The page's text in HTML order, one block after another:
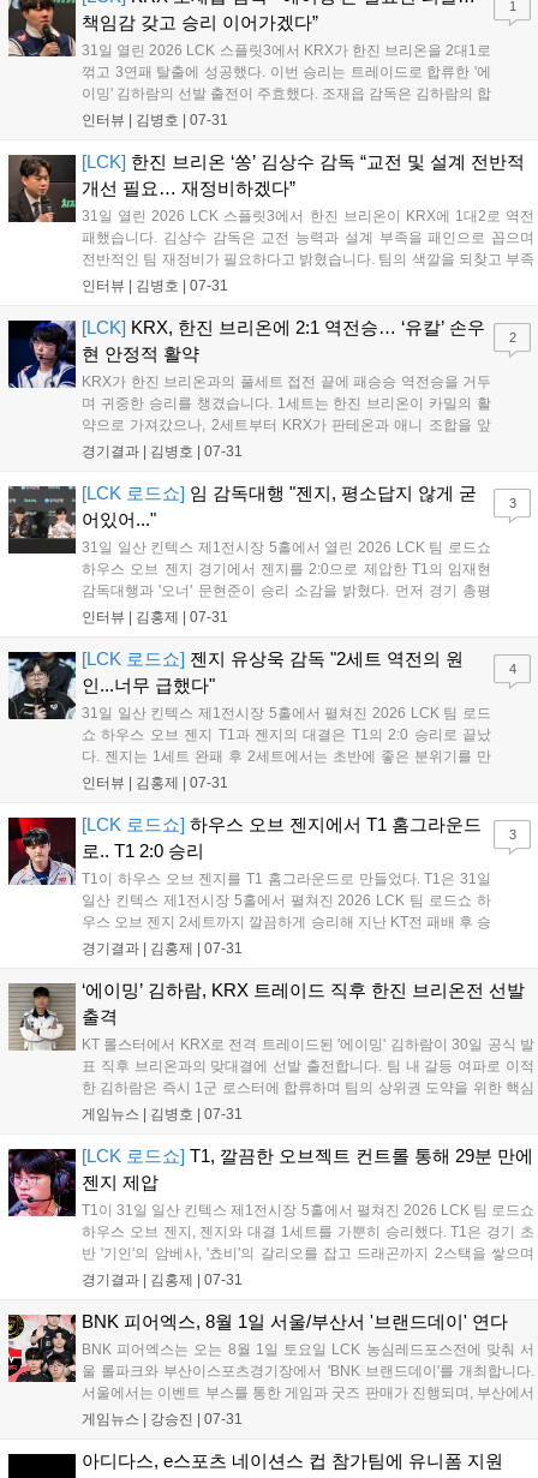
책임감 갖고 승리 이어가겠다”
31일 열린 2026 LCK 스플릿3에서 KRX가 한진 브리온을 2대1로
꺾고 3연패 탈출에 성공했다. 이번 승리는 트레이드로 합류한 '에
이밍' 김하람의 선발 출전이 주효했다. 조재읍 감독은 김하람의 합
류가 팀의 미드-정글진에 큰 도움이 될 것이라며 만족감을 표했
기에서도 좋은 성적을 거두기 위해 철저히 준비하겠다는 포부를
밝혔다....
인터뷰 | 김병호 | 07-31
1
[LCK] 한진 브리온 ‘쏭’ 김상수 감독 “교전 및 설계 전반적
개선 필요… 재정비하겠다”
31일 열린 2026 LCK 스플릿3에서 한진 브리온이 KRX에 1대2로 역전
패했습니다. 김상수 감독은 교전 능력과 설계 부족을 패인으로 꼽으며
전반적인 팀 재정비가 필요하다고 밝혔습니다. 팀의 색깔을 되찾고 부족
한 점을 보완해 다음 경기에서는 반드시 발전된 모습으로 돌아오겠다고
분석과 회의를 통해 경기력을 개선하겠다는 의지를 보였습니다....
인터뷰 | 김병호 | 07-31
[LCK] KRX, 한진 브리온에 2:1 역전승… ‘유칼’ 손우
현 안정적 활약
KRX가 한진 브리온과의 풀세트 접전 끝에 패승승 역전승을 거두
며 귀중한 승리를 챙겼습니다. 1세트는 한진 브리온이 카밀의 활
약으로 가져갔으나, 2세트부터 KRX가 판테온과 애니 조합을 앞
세워 반격했습니다. 마지막 3세트에서 프로그의 슈퍼플레이로 승
유칼의 안정적인 활약이 돋보인 이번 경기는 향후 리그 순위 경쟁
에 큰 영향을 미칠 전망입니다....
경기결과 | 김병호 | 07-31
2
[LCK 로드쇼] 임 감독대행 "젠지, 평소답지 않게 굳
어있어..."
31일 일산 킨텍스 제1전시장 5홀에서 열린 2026 LCK 팀 로드쇼
하우스 오브 젠지 경기에서 젠지를 2:0으로 제압한 T1의 임재현
감독대행과 '오너' 문현준이 승리 소감을 밝혔다. 먼저 경기 총평
에 대해 임재현 감독대행은 "1세트는 큰 실수 없이 깔끔했고, 2세
잘 풀어냈다"고 평가했다. '...
인터뷰 | 김홍제 | 07-31
3
[LCK 로드쇼] 젠지 유상욱 감독 "2세트 역전의 원
인...너무 급했다"
31일 일산 킨텍스 제1전시장 5홀에서 펼쳐진 2026 LCK 팀 로드
쇼 하우스 오브 젠지 T1과 젠지의 대결은 T1의 2:0 승리로 끝났
다. 젠지는 1세트 완패 후 2세트에서는 초반에 좋은 분위기를 만
들었지만, 잘 성장한 '페이즈'의 활약으로 인해 역전패를 당하며
욱 감독과 '듀로' 주민규의...
인터뷰 | 김홍제 | 07-31
4
[LCK 로드쇼] 하우스 오브 젠지에서 T1 홈그라운드
로.. T1 2:0 승리
T1이 하우스 오브 젠지를 T1 홈그라운드로 만들었다. T1은 31일
일산 킨텍스 제1전시장 5홀에서 펼쳐진 2026 LCK 팀 로드쇼 하
우스 오브 젠지 2세트까지 깔끔하게 승리해 지난 KT전 패배 후 승
리를 기록해 분위기 반전에 성공했다. 초반부터 T1이 상대 정글로
짜오 점멸이 빠졌고, '...
경기결과 | 김홍제 | 07-31
3
‘에이밍’ 김하람, KRX 트레이드 직후 한진 브리온전 선발
출격
KT 롤스터에서 KRX로 전격 트레이드된 '에이밍' 김하람이 30일 공식 발
표 직후 브리온과의 맞대결에 선발 출전합니다. 팀 내 갈등 여파로 이적
한 김하람은 즉시 1군 로스터에 합류하며 팀의 상위권 도약을 위한 핵심
전력으로 투입됩니다. 김하람은 언쟁에 대해 반성하며 성숙한 모습을 다
중되고 있습니다....
게임뉴스 | 김병호 | 07-31
[LCK 로드쇼] T1, 깔끔한 오브젝트 컨트롤 통해 29분 만에
젠지 제압
T1이 31일 일산 킨텍스 제1전시장 5홀에서 펼쳐진 2026 LCK 팀 로드쇼
하우스 오브 젠지, 젠지와 대결 1세트를 가뿐히 승리했다. T1은 경기 초
반 '기인'의 암베사, '쵸비'의 갈리오를 잡고 드래곤까지 2스택을 쌓으며
기분 좋게 출발했다. 젠지는 잠시 후 바텀 다이브로 '도란'의 나르를 잡아
경기결과 | 김홍제 | 07-31
BNK 피어엑스, 8월 1일 서울/부산서 '브랜드데이' 연다
BNK 피어엑스는 오는 8월 1일 토요일 LCK 농심레드포스전에 맞춰 서
울 롤파크와 부산이스포츠경기장에서 'BNK 브랜드데이'를 개최합니다.
서울에서는 이벤트 부스를 통한 게임과 굿즈 판매가 진행되며, 부산에서
는 뷰잉파티와 함께 스탬프 투어, 미션 게임 등 다양한 체험형 콘텐츠가
며, 팬들에게 BNK와 피어엑스가 만드는 브랜드 가치를 직접 경험할 기
게임뉴스 | 강승진 | 07-31
아디다스, e스포츠 네이션스 컵 참가팀에 유니폼 지원